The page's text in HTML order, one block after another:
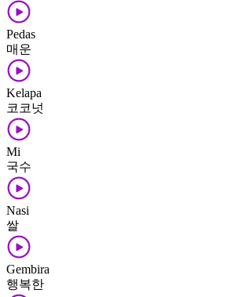
Pedas
매운
Kelapa
코코넛
Mi
국수
Nasi
쌀
Gembira
행복한